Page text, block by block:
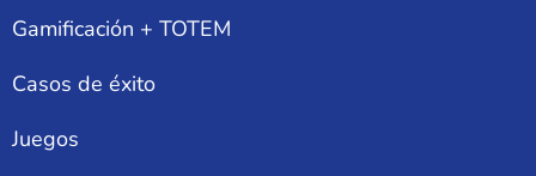
Gamificación + TOTEM
Casos de éxito
Juegos